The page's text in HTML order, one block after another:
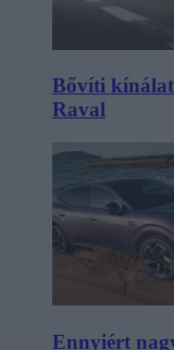
Bővíti
Raval
Ennyiért